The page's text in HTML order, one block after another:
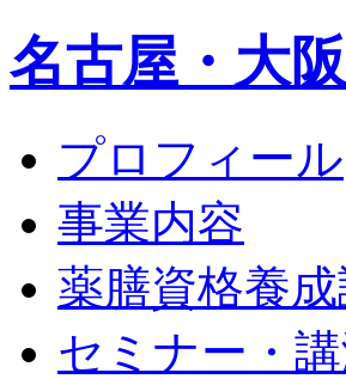
名古屋・大
プロフィール
事業内容
薬膳資格養
セミナー・